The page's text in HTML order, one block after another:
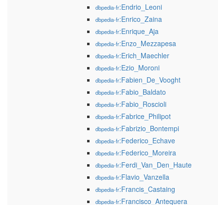
dbpedia-fr:Endrio_Leoni
dbpedia-fr:Enrico_Zaina
dbpedia-fr:Enrique_Aja
dbpedia-fr:Enzo_Mezzapesa
dbpedia-fr:Erich_Maechler
dbpedia-fr:Ezio_Moroni
dbpedia-fr:Fabien_De_Vooght
dbpedia-fr:Fabio_Baldato
dbpedia-fr:Fabio_Roscioli
dbpedia-fr:Fabrice_Philipot
dbpedia-fr:Fabrizio_Bontempi
dbpedia-fr:Federico_Echave
dbpedia-fr:Federico_Moreira
dbpedia-fr:Ferdi_Van_Den_Haute
dbpedia-fr:Flavio_Vanzella
dbpedia-fr:Francis_Castaing
dbpedia-fr:Francisco_Antequera